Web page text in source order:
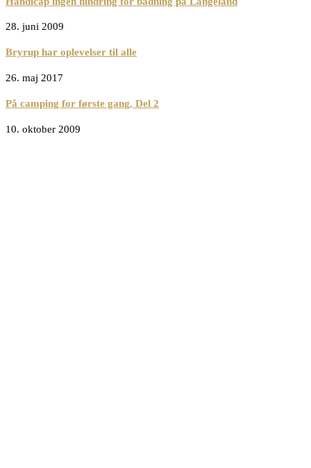
28. juni 2009
Bryrup har oplevelser til alle
26. maj 2017
På camping for første gang, Del 2
10. oktober 2009